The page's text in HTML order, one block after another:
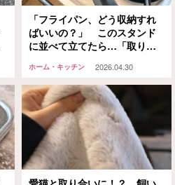
「フライパン、どう収納すれ
ばいいの？」 このスタンド
に並べて立てたら…「取り出
ホーム・キッチン 2026.04.30